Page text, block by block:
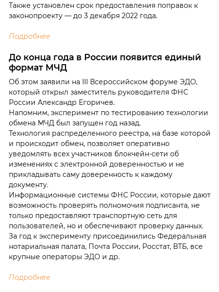
Также установлен срок предоставления поправок к
законопроекту ― до 3 декабря 2022 года.
Подробнее
До конца года в России появится единый
формат МЧД
Об этом заявили на III Всероссийском форуме ЭДО,
который открыл заместитель руководителя ФНС
России Александр Егоричев.
Напомним, эксперимент по тестированию технологии
обмена МЧД был запущен год назад.
Технология распределенного реестра, на базе которой
и происходит обмен, позволяет оперативно
уведомлять всех участников блокчейн-сети об
изменениях с электронной доверенностью и не
прикладывать саму доверенность к каждому
документу.
Информационные системы ФНС России, которые дают
возможность проверять полномочия подписанта, не
только предоставляют транспортную сеть для
пользователей, но и обеспечивают проверку данных.
За год к эксперименту присоединились Федеральная
нотариальная палата, Почта России, Росстат, ВТБ, все
крупные операторы ЭДО и др.
Подробнее